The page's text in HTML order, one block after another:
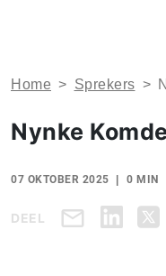
Home > Sprekers >
Nynke
07 OKTOBER 2025 0 MIN
DEEL